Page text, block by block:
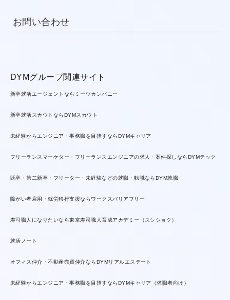
お問い合わせ
DYMグループ関連サイト
新卒就活エージェントならミーツカンパニー
新卒就活スカウトならDYMスカウト
未経験からエンジニア・事務職を目指すならDYMキャリア
フリーランスマーケター・フリーランスエンジニアの求人・案件探しならDYMテック
既卒・第二新卒・フリーター・未経験などの就職・転職ならDYM就職
障がい者雇用・就労移行支援ならワークスバリアフリー
寿司職人になりたいなら東京寿司職人育成アカデミー（スシショク）
就活ノート
オフィス仲介・不動産売買仲介ならDYMリアルエステート
未経験からエンジニア・事務職を目指すならDYMキャリア（求職者向け）